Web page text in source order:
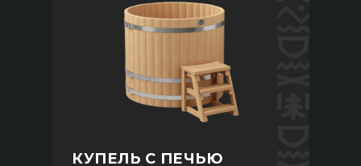
КУПЕЛЬ С ПЕЧЬЮ